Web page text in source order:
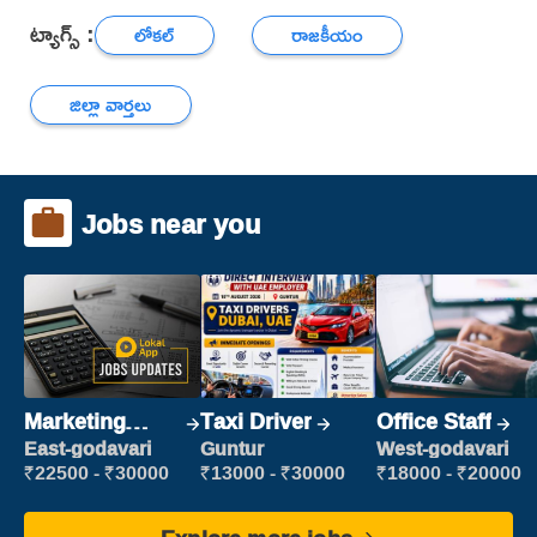
ట్యాగ్స్ : లోకల్
రాజకీయం
జిల్లా వార్తలు
Jobs near you
Marketing
Executive
East-godavari
₹22500 - ₹30000
Taxi Driver
Guntur
₹13000 - ₹30000
Office Staff
West-godavari
₹18000 - ₹20000